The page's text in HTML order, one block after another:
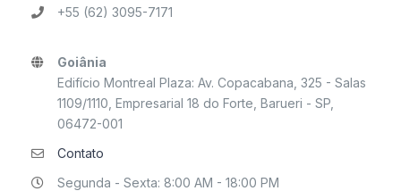
+55 (62) 3095-7171
Goiânia
Edifício Montreal Plaza: Av. Copacabana, 325 - Salas
1109/1110, Empresarial 18 do Forte, Barueri - SP,
06472-001
Contato
Segunda - Sexta: 8:00 AM - 18:00 PM